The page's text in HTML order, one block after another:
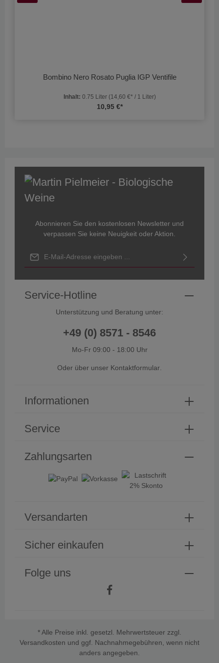
Bombino Nero Rosato Puglia IGP Ventifile
Inhalt: 0.75 Liter (14,60 €* / 1 Liter)
10,95 €*
Abonnieren Sie den kostenlosen Newsletter und
verpassen Sie keine Neuigkeit oder Aktion.
und dieAGBgelesen und bin mit ihnen einverstanden.
Folge uns
Sicher einkaufen
Service-Hotline
Unterstützung und Beratung unter:
+49 (0) 8571 - 8546
Mo-Fr 09:00 - 18:00 Uhr
Oder über unser Kontaktformular
Informationen
Service
Zahlungsarten
Versandarten
* Alle Preise inkl. gesetzl. Mehrwertsteuer zzgl.
Versandkosten und ggf. Nachnahmegebühren, wenn nicht
anders angegeben.